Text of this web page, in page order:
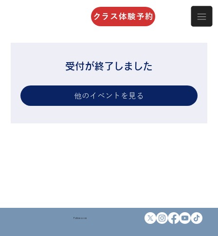
クラス体験予約
受付が終了しました
他のイベントを見る
Follow us on